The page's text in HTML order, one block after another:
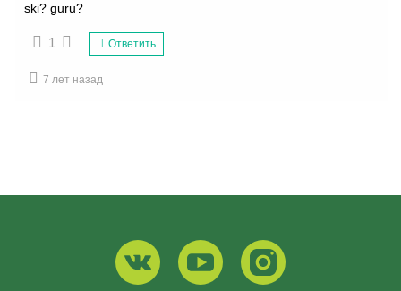
ski? guru?
1 Ответить
7 лет назад